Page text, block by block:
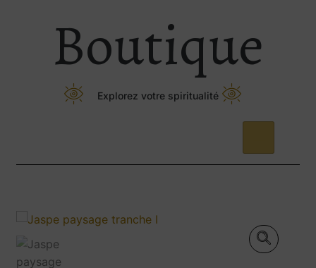
Boutique
Explorez votre spiritualité